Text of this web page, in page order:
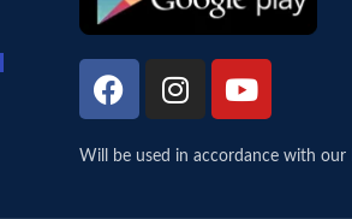
Will be used in accordance with our